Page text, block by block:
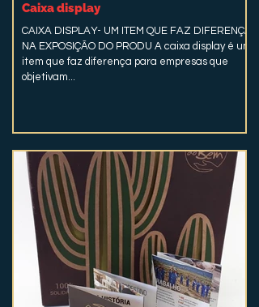
Caixa display
CAIXA DISPLAY- UM ITEM QUE FAZ DIFERENÇA
NA EXPOSIÇÃO DO PRODU A caixa display é um
item que faz diferença para empresas que
objetivam...